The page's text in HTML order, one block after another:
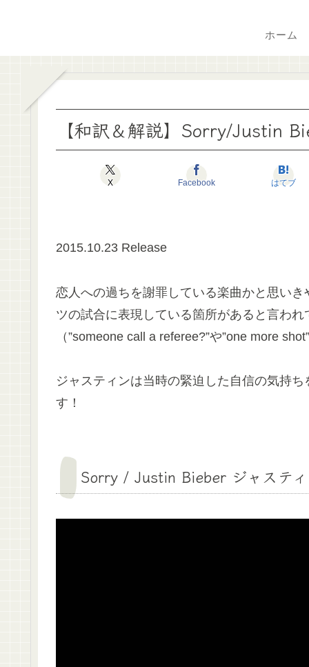
ホーム
【和訳＆解説】Sorry/Justin
X Facebook はてブ
2015.10.23 Release
恋人への過ちを謝罪している楽曲かと思い
ツの試合に表現している箇所があると言われ
（”someone call a referee?”や”one more
ジャスティンは当時の緊迫した自信の気持
す！
Sorry / Justin Bieber ジャスティ